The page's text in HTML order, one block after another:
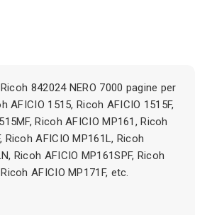
842024 NERO 7000 pagine per
AFICIO 1515, Ricoh AFICIO 1515F,
Ricoh AFICIO MP161, Ricoh
Ricoh AFICIO MP161L, Ricoh
Ricoh AFICIO MP161SPF, Ricoh
AFICIO MP171F, etc.